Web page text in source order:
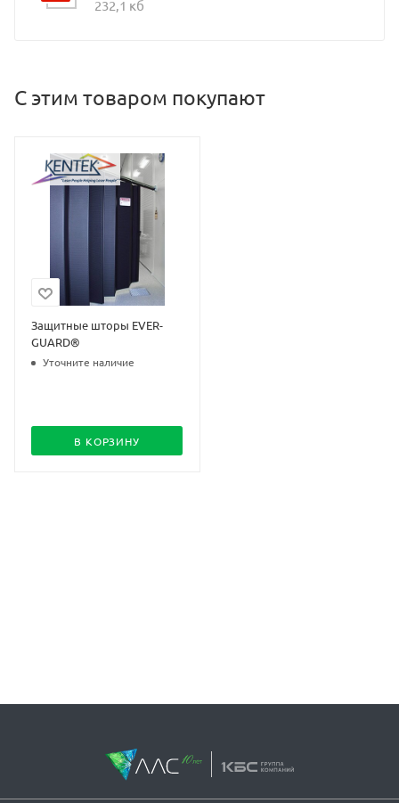
232,1 кб
С этим товаром покупают
Защитные шторы EVER-
GUARD®
Уточните наличие
В КОРЗИНУ